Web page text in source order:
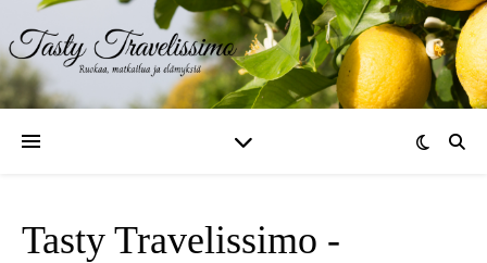
Tasty Travelissimo -